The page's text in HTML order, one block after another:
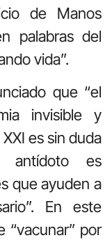
de Manos
palabras del
vida”.
que “el
invisible y
es sin duda
antídoto es
que ayuden a
En este
“vacunar” por